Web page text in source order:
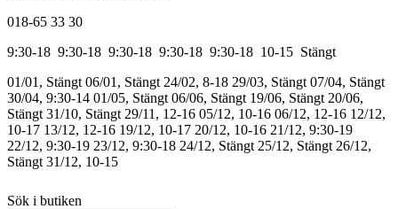
018-65 33 30
9:30-18 9:30-18 9:30-18 9:30-18 9:30-18 10-15 Stängt
01/01, Stängt 06/01, Stängt 24/02, 8-18 29/03, Stängt 07/04, Stängt
30/04, 9:30-14 01/05, Stängt 06/06, Stängt 19/06, Stängt 20/06,
Stängt 31/10, Stängt 29/11, 12-16 05/12, 10-16 06/12, 12-16 12/12,
10-17 13/12, 12-16 19/12, 10-17 20/12, 10-16 21/12, 9:30-19
22/12, 9:30-19 23/12, 9:30-18 24/12, Stängt 25/12, Stängt 26/12,
Stängt 31/12, 10-15
Sök i butiken